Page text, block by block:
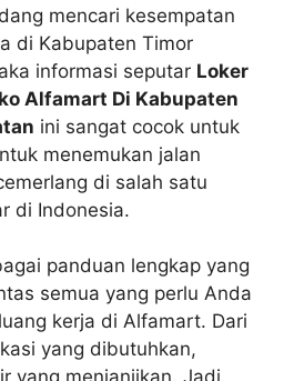
mencari kesempatan
di Kabupaten Timor
informasi seputar Loker
Alfamart Di Kabupaten
ini sangat cocok untuk
menemukan jalan
di salah satu
di Indonesia.
panduan lengkap yang
semua yang perlu Anda
kerja di Alfamart. Dari
yang dibutuhkan,